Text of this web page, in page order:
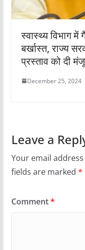
स्वास्थ्य विभाग
बर्खास्त, राज्य
प्रस्ताव को दी
December 25, 2024
Leave a
Your email
fields are marked *
Comment*